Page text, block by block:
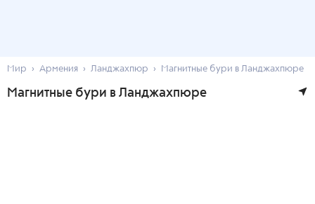
Мир Армения Ланджахпюр Магнитные бури в Ланджахпюре
Магнитные бури в Ланджахпюре